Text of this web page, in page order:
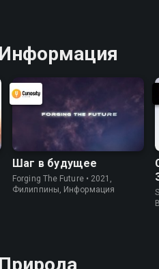
Шаг в будущее
Forging The Future • 2021,
Филиппины, Информация